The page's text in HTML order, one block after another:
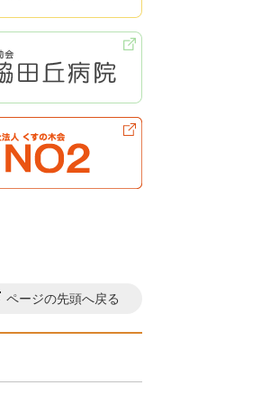
ページの先頭へ戻る